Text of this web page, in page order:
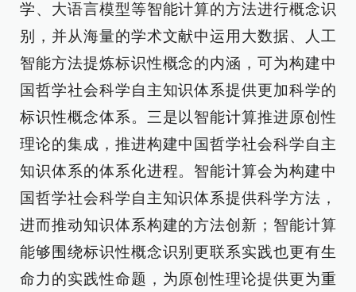
学、大语言模型等智能计算的方法进行概念识
别，并从海量的学术文献中运用大数据、人工
智能方法提炼标识性概念的内涵，可为构建中
国哲学社会科学自主知识体系提供更加科学的
标识性概念体系。三是以智能计算推进原创性
理论的集成，推进构建中国哲学社会科学自主
知识体系的体系化进程。智能计算会为构建中
国哲学社会科学自主知识体系提供科学方法，
进而推动知识体系构建的方法创新；智能计算
能够围绕标识性概念识别更联系实践也更有生
命力的实践性命题，为原创性理论提供更为重